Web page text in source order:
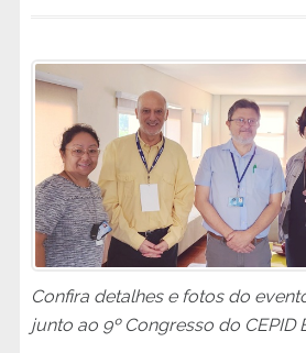
Confira detalhes e fotos do
junto ao 9º Congresso do CEPID